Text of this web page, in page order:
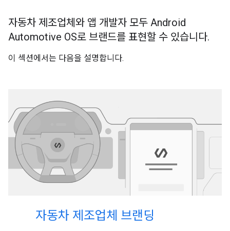
자동차 제조업체와 앱 개발자 모두 Android
Automotive OS로 브랜드를 표현할 수 있습니다.
이 섹션에서는 다음을 설명합니다.
자동차 제조업체 브랜딩